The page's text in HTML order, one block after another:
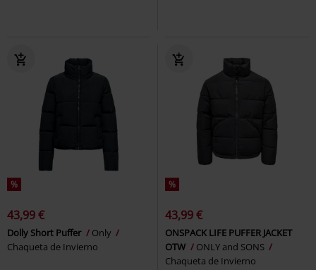
%
43,99 €
Dolly Short Puffer
Only
Chaqueta de Invierno
%
43,99 €
ONSPACK LIFE PUFFER JACKET
OTW
ONLY and SONS
Chaqueta de Invierno